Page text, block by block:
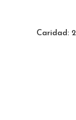
Caridad: